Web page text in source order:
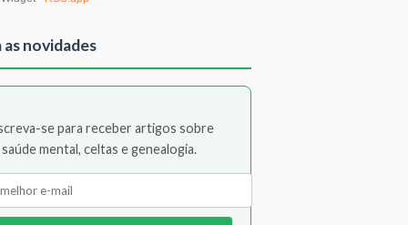
as novidades
se para receber artigos sobre
saúde mental, celtas e genealogia.